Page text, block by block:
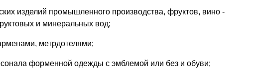
изделий промышленного производства, фруктов, вино -
и минеральных вод;
метрдотелями;
форменной одежды с эмблемой или без и обуви;